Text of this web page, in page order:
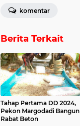
komentar
Berita Terkait
Tahap Pertama DD 2024,
Pekon Margodadi Bangun
Rabat Beton